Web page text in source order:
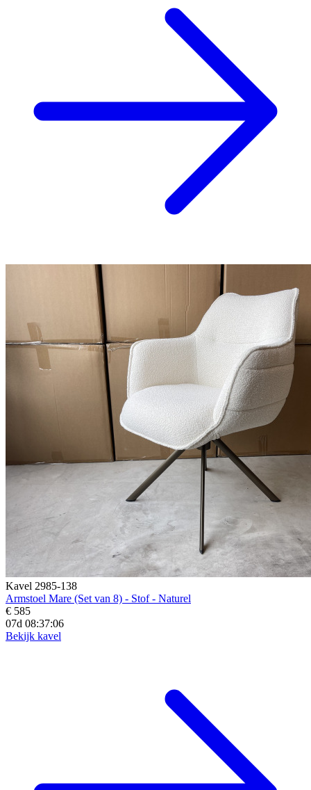
Kavel 2985-138
Armstoel Mare (Set van 8) - Stof - Naturel
€ 585
07d 08:37:04
Bekijk kavel